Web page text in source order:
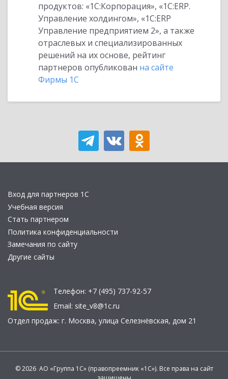
продуктов: «1С:Корпорация», «1С:ERP.
Управление холдингом», «1С:ERP
Управление предприятием 2», а также
отраслевых и специализированных
решений на их основе, рейтинг
партнеров опубликован на сайте
Фирмы 1С
Вход для партнеров 1С
Учебная версия
Стать партнером
Политика конфиденциальности
Замечания по сайту
Другие сайты
Телефон: +7 (495) 737-92-57
Email: site_v8@1c.ru
Отдел продаж: г. Москва, улица Селезнёвская, дом 21
© 2026 АО «Группа 1С» (правопреемник «1С»). Все права на сайт